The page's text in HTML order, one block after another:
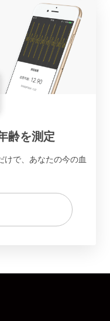
齢を測定
けで、あなたの今の血